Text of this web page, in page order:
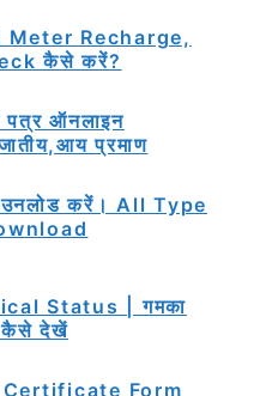
Meter Recharge,
कैसे करें?
पत्र ऑनलाइन
प्रमाण
करें। All Type
Status | गमका
कैसे देखें
Form